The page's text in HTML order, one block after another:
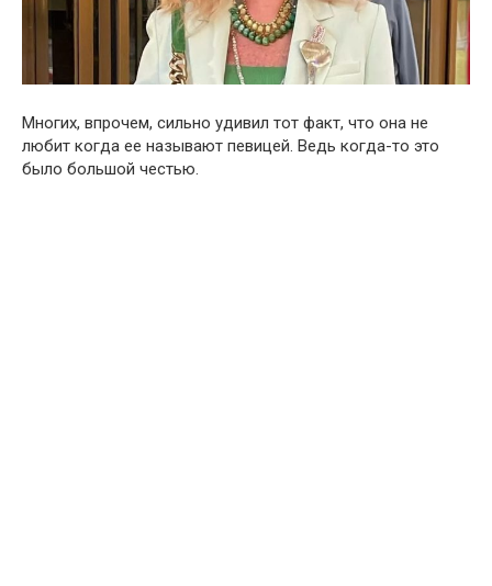
Многих, впрочем, сильно удивил тот факт, что она не
любит когда ее называют певицей. Ведь когда-то это
было большой честью.